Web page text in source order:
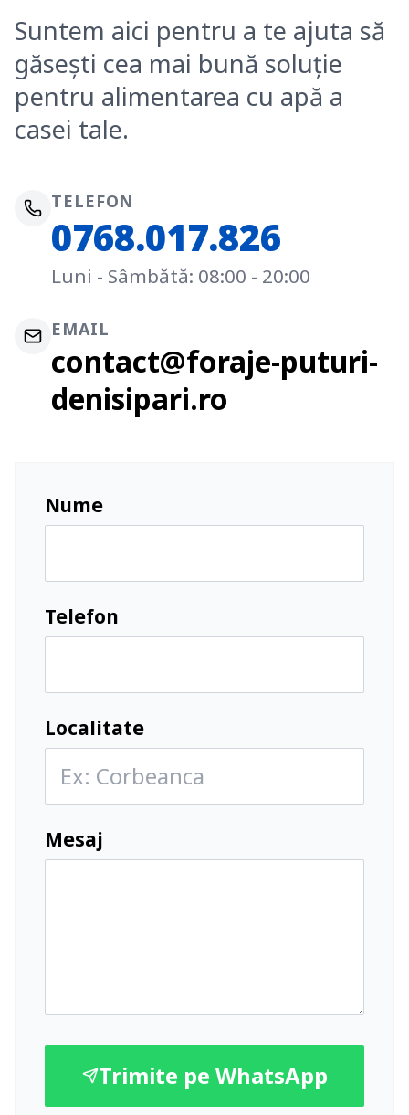
Suntem aici pentru a te ajuta să
găsești cea mai bună soluție
pentru alimentarea cu apă a
casei tale.
TELEFON
0768.017.826
Luni - Sâmbătă: 08:00 - 20:00
EMAIL
contact@foraje-puturi-
denisipari.ro
Nume
Telefon
Localitate
Mesaj
Trimite pe WhatsApp